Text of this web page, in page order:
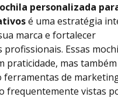
personalizada
é uma estratégia
marca e fortalecer
Essas
praticidade, mas também
ferramentas de
frequentemente vistas